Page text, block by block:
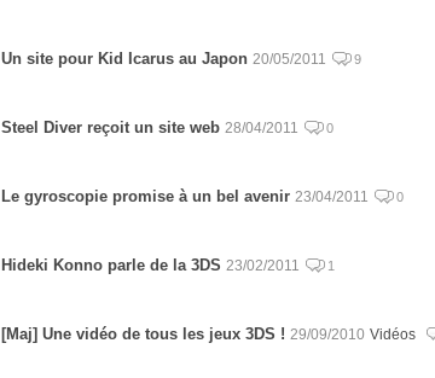
Un site pour Kid Icarus au Japon 20/05/2011 9
Steel Diver reçoit un site web 28/04/2011 0
Le gyroscopie promise à un bel avenir 23/04/2011 0
Hideki Konno parle de la 3DS 23/02/2011 1
[Maj] Une vidéo de tous les jeux 3DS ! 29/09/2010 Vidéos